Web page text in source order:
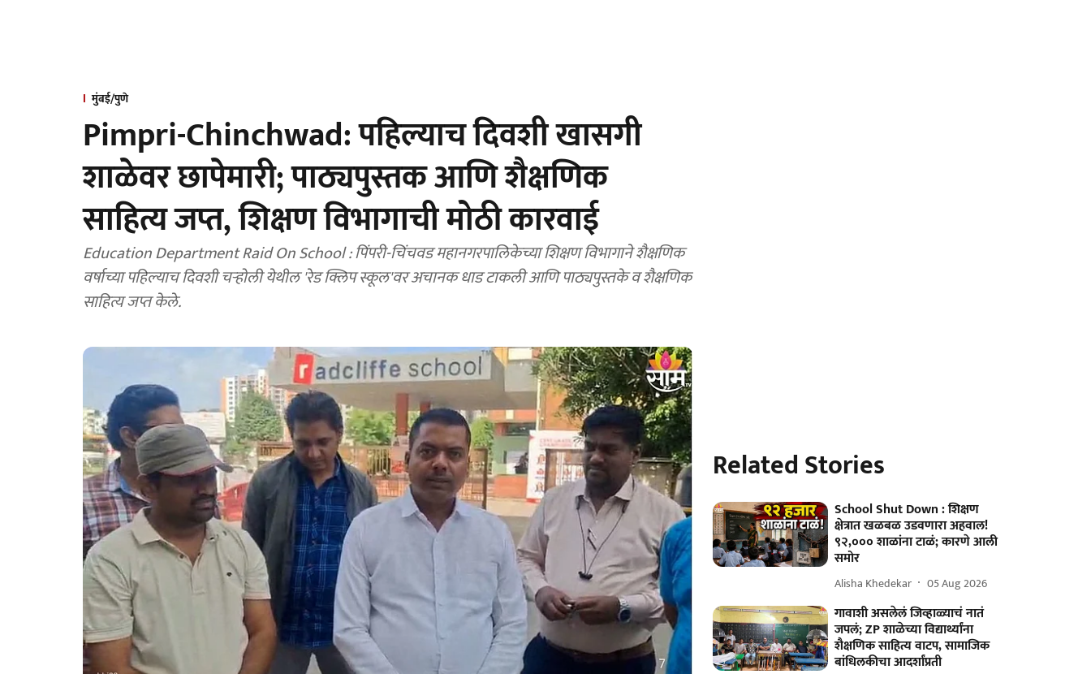
मुंबई/पुणे
Pimpri-Chinchwad: पहिल्याच दिवशी खासगी
शाळेवर छापेमारी; पाठ्यपुस्तक आणि शैक्षणिक
साहित्य जप्त, शिक्षण विभागाची मोठी कारवाई
Education Department Raid On School : पिंपरी-चिंचवड महानगरपालिकेच्या शिक्षण विभागाने शैक्षणिक
वर्षाच्या पहिल्याच दिवशी चऱ्होली येथील 'रेड क्लिप स्कूल'वर अचानक धाड टाकली आणि पाठ्यपुस्तके व शैक्षणिक
साहित्य जप्त केले.
Related Stories
School Shut Down : शिक्षण
क्षेत्रात खळबळ उडवणारा अहवाल!
९२,००० शाळांना टाळं; कारणे आली
समोर
Alisha Khedekar 05 Aug 2026
गावाशी असलेलं जिव्हाळ्याचं नातं
जपलं; ZP शाळेच्या विद्यार्थ्यांना
शैक्षणिक साहित्य वाटप, सामाजिक
बांधिलकीचा आदर्शांप्रती